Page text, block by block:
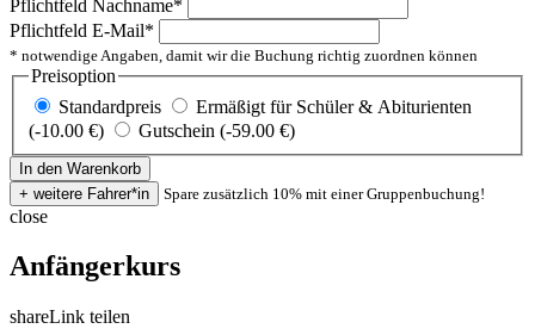
Pflichtfeld Nachname*
Pflichtfeld E-Mail*
* notwendige Angaben, damit wir die Buchung richtig zuordnen können
Preisoption
Standardpreis
Ermäßigt für Schüler & Abiturienten
(-10.00 €)
Gutschein (-59.00 €)
Spare zusätzlich 10% mit einer Gruppenbuchung!
close
Anfängerkurs
shareLink teilen